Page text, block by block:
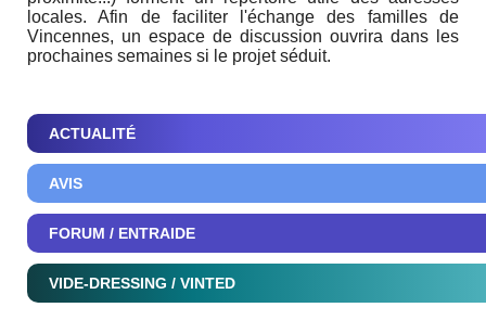
locales. Afin de faciliter l'échange des familles de
Vincennes, un espace de discussion ouvrira dans les
prochaines semaines si le projet séduit.
ACTUALITÉ
AVIS
FORUM / ENTRAIDE
VIDE-DRESSING / VINTED